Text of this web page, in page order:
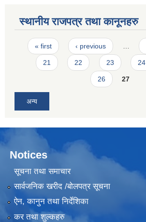
स्थानीय राजपत्र तथा कानूनहरु
Pages
« first ‹ previous
21 22 23 24
26 27
अन्य
Notices
सूचना तथा समाचार
सार्वजनिक खरीद /बोलपत्र सूचना
ऐन, कानुन तथा निर्देशिका
कर तथा शुल्कहरु